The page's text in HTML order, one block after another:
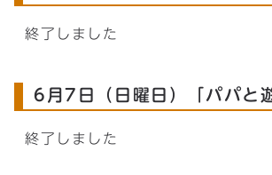
終了しました
6月7日（日曜日）「パパと
終了しました